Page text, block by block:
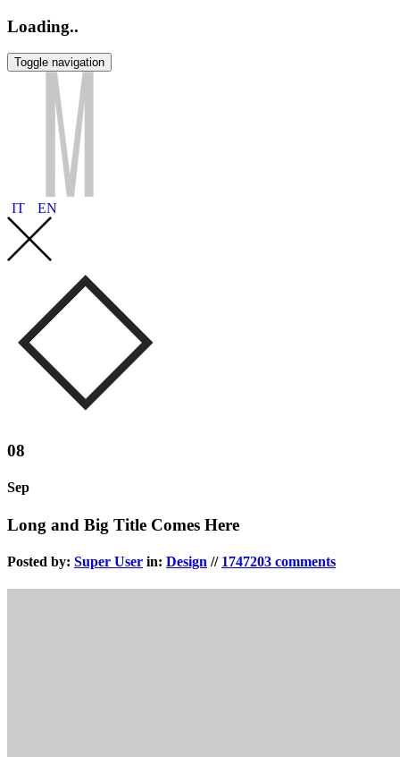
Loading..
Toggle navigation
IT EN
08
Sep
Long and Big Title Comes Here
Posted by: Super User in: Design // 1747203 comments